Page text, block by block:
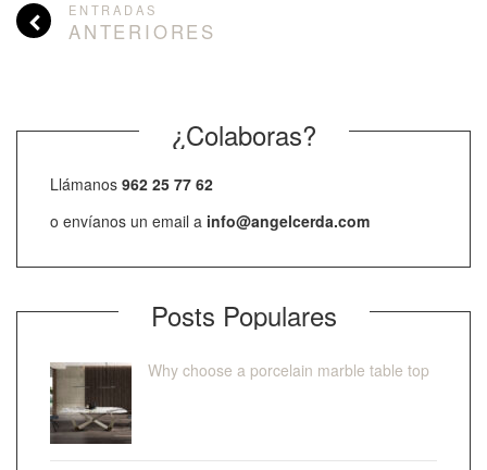
ENTRADAS
ANTERIORES
¿Colaboras?
Llámanos 962 25 77 62
o envíanos un email a info@angelcerda.com
Posts Populares
Why choose a porcelain marble table top